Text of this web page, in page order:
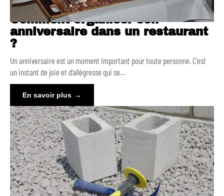
Comment organiser son
anniversaire dans un restaurant
?
Un anniversaire est un moment important pour toute personne. C’est
un instant de joie et d’allégresse qui se…
En savoir plus